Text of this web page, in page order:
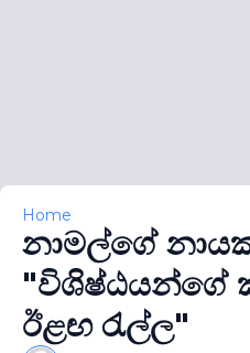
Home
නාමල්ගේ
"විශිෂ්ඨයන්ගේ
ඊළඟ රැල්ල"